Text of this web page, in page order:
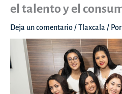
el talento y el
Deja un comentario/Tlaxcala / Por